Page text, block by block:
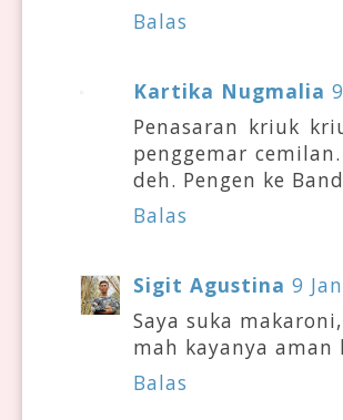
Balas
Kartika Nugmalia
Penasaran kriuk
penggemar
deh. Pengen ke
Balas
Sigit Agustina 9
Saya suka
mah kayanya aman
Balas